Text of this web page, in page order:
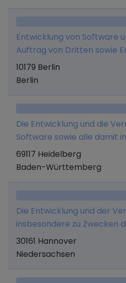
zu erwerben
Entwicklung von Software
Auftrag von Dritten sowie
eigenen Produkten sowie
und alle damit verbundenen
10179 Berlin
Berlin
Die Entwicklung und die
Software sowie alle damit
indirekten Zusammenhang
Tätigkeiten, insbesondere
69117 Heidelberg
Baden-Württemberg
Die Entwicklung und der
insbesondere zu Zwecken
PR und Werbung, sowie die
Vertrieb von
Vermarktungsplattformen
30161 Hannover
Niedersachsen